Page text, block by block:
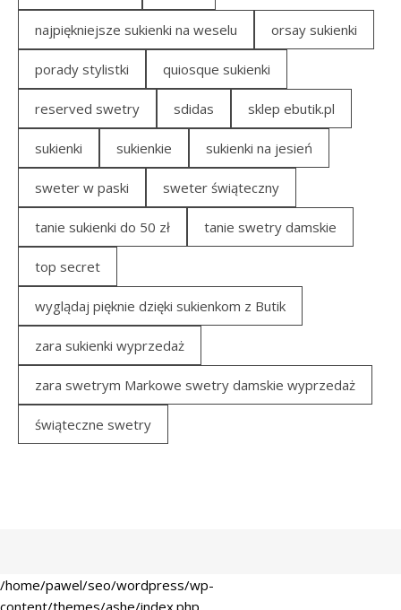
najpiękniejsze sukienki na weselu orsay sukienki
porady stylistki quiosque sukienki
reserved swetry sdidas sklep ebutik.pl
sukienki sukienkie sukienki na jesień
sweter w paski sweter świąteczny
tanie sukienki do 50 zł tanie swetry damskie
top secret
wyglądaj pięknie dzięki sukienkom z Butik
zara sukienki wyprzedaż
zara swetrym Markowe swetry damskie wyprzedaż
świąteczne swetry
/home/pawel/seo/wordpress/wp-
content/themes/ashe/index.php